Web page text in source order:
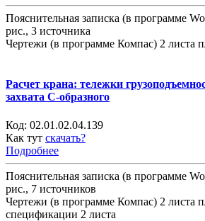
Пояснительная записка (в программе
рис., 3 источника
Чертежи (в программе Компас) 2 листа
Расчет крана: тележки
захвата С-образного
Код: 02.01.02.04.139
Как тут скачать?
Подробнее
Пояснительная записка (в программе
рис., 7 источников
Чертежи (в программе Компас) 2 листа
спецификации 2 листа